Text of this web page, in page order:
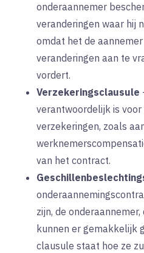
onderaannemer
veranderingen waar hij
omdat het de
veranderingen aan te
vordert.
Verzekeringsclausule
verantwoordelijk is
verzekeringen, zoals
van het contract.
zijn, de
kunnen er gemakkelijk
clausule staat hoe ze